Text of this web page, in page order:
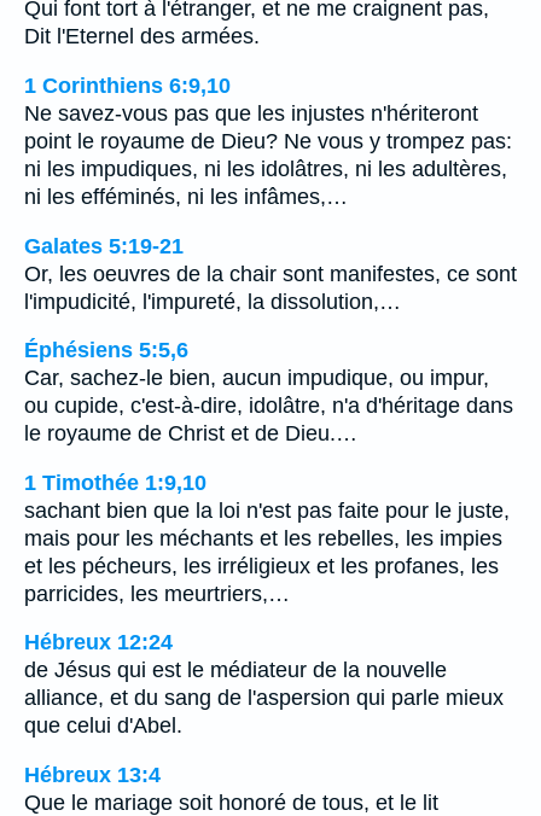
Qui font tort à l'étranger, et ne me craignent pas,
Dit l'Eternel des armées.
1 Corinthiens 6:9,10
Ne savez-vous pas que les injustes n'hériteront
point le royaume de Dieu? Ne vous y trompez pas:
ni les impudiques, ni les idolâtres, ni les adultères,
ni les efféminés, ni les infâmes,…
Galates 5:19-21
Or, les oeuvres de la chair sont manifestes, ce sont
l'impudicité, l'impureté, la dissolution,…
Éphésiens 5:5,6
Car, sachez-le bien, aucun impudique, ou impur,
ou cupide, c'est-à-dire, idolâtre, n'a d'héritage dans
le royaume de Christ et de Dieu.…
1 Timothée 1:9,10
sachant bien que la loi n'est pas faite pour le juste,
mais pour les méchants et les rebelles, les impies
et les pécheurs, les irréligieux et les profanes, les
parricides, les meurtriers,…
Hébreux 12:24
de Jésus qui est le médiateur de la nouvelle
alliance, et du sang de l'aspersion qui parle mieux
que celui d'Abel.
Hébreux 13:4
Que le mariage soit honoré de tous, et le lit